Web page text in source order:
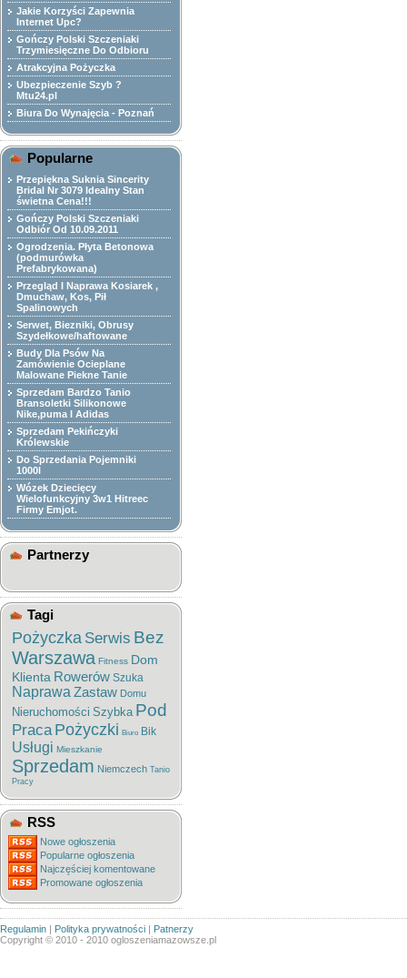
Jakie Korzyści Zapewnia
Internet Upc?
Gończy Polski Szczeniaki
Trzymiesięczne Do Odbioru
Atrakcyjna Pożyczka
Ubezpieczenie Szyb ?
Mtu24.pl
Biura Do Wynajęcia - Poznań
Popularne
Przepiękna Suknia Sincerity
Bridal Nr 3079 Idealny Stan
świetna Cena!!!
Gończy Polski Szczeniaki
Odbiór Od 10.09.2011
Ogrodzenia. Płyta Betonowa
(podmurówka
Prefabrykowana)
Przegląd I Naprawa Kosiarek ,
Dmuchaw, Kos, Pił
Spalinowych
Serwet, Biezniki, Obrusy
Szydełkowe/haftowane
Budy Dla Psów Na
Zamówienie Ocieplane
Malowane Piekne Tanie
Sprzedam Bardzo Tanio
Bransoletki Silikonowe
Nike,puma I Adidas
Sprzedam Pekińczyki
Królewskie
Do Sprzedania Pojemniki
1000l
Wózek Dziecięcy
Wielofunkcyjny 3w1 Hitreec
Firmy Emjot.
Partnerzy
Tagi
Pożyczka Serwis Bez
Warszawa Fitness Dom
Klienta Rowerów Szuka
Naprawa Zastaw Domu
Nieruchomości Szybka Pod
Praca Pożyczki Biuro Bik
Usługi Mieszkanie
Sprzedam Niemczech Tanio
Pracy
RSS
Nowe ogłoszenia
Popularne ogłoszenia
Najczęściej komentowane
Promowane ogłoszenia
Regulamin | Polityka prywatności | Patnerzy
Copyright © 2010 - 2010 ogloszeniamazowsze.pl